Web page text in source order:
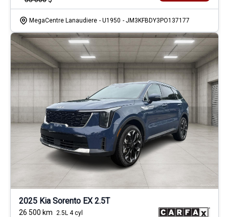
MegaCentre Lanaudiere - U1950 - JM3KFBDY3PO137177
2025 Kia Sorento EX 2.5T
26 500 km 2.5L 4 cyl